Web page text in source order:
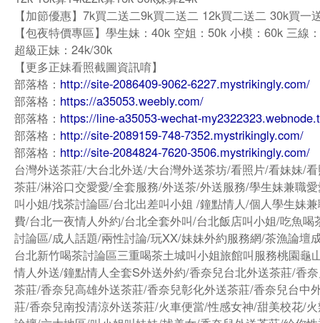
【加節優惠】7k買二送二9k買二送二 12k買二送二 30k買一
【包夜特價專區】學生妹：40k 空姐：50k 小模：60k 三線
超級正妹：24k/30k
【更多正妹看照截圖資訊唷】
部落格： http://site-2086409-9062-6227.mystrikingly.com/
部落格： https://a35053.weebly.com/
部落格： https://line-a35053-wechat-
部落格： http://site-2089159-748-7352.mystrikingly.com/
部落格： http://site-2084824-7620-3506.mystrikingly.com/
台灣外送茶莊/大台北外送/大台灣外送茶坊/看照片/看妹妹/
茶莊/淋浴口交愛愛/全套服務/外送茶/外送服務/學生妹兼職
叫小姐/找茶討論區/台北出差叫小姐 /鐘點情人/個人學生妹
費/台北一夜情人外約/台北全套外叫/台北飯店叫小姐/吃魚喝
討論區/成人話題/兩性討論/玩XX/妹妹外約服務網/茶漁論壇
台北新竹喝茶討論區三重喝茶土城叫小姐旅館叫服務桃園龜
情人外送/鐘點情人全套S外送外約/香奈兒台北外送茶莊/香
茶莊/香奈兒高雄外送茶莊/香奈兒彰化外送茶莊/香奈兒台中
莊/香奈兒南投清涼外送茶莊/火車便當/性感女神/甜美校花/